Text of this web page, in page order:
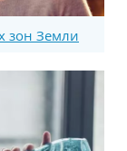
зон Земли